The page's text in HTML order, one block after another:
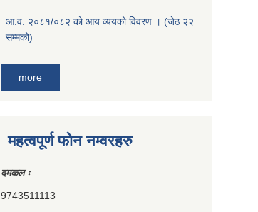
आ.व. २०८१/०८२ को आय व्ययको विवरण । (जेठ २२
सम्मको)
more
महत्वपूर्ण फोन नम्वरहरु
दमकल ः
9743511113